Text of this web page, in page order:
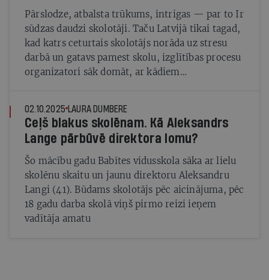
Pārslodze, atbalsta trūkums, intrigas — par to Ir
sūdzas daudzi skolotāji. Taču Latvijā tikai tagad,
kad katrs ceturtais skolotājs norāda uz stresu
darbā un gatavs pamest skolu, izglītības procesu
organizatori sāk domāt, ar kādiem
02.10.2025 LAURA DUMBERE
Ceļš blakus skolēnam. Kā Aleksandrs
Lange pārbūvē direktora lomu?
Šo mācību gadu Babītes vidusskola sāka ar lielu
skolēnu skaitu un jaunu direktoru Aleksandru
Langi (41). Būdams skolotājs pēc aicinājuma, pēc
18 gadu darba skolā viņš pirmo reizi ieņem
vadītāja amatu